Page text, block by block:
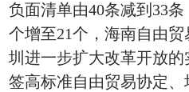
负面清单由40条减到33
个增至21个，海南自由
圳进一步扩大改革开放
签高标准自由贸易协定